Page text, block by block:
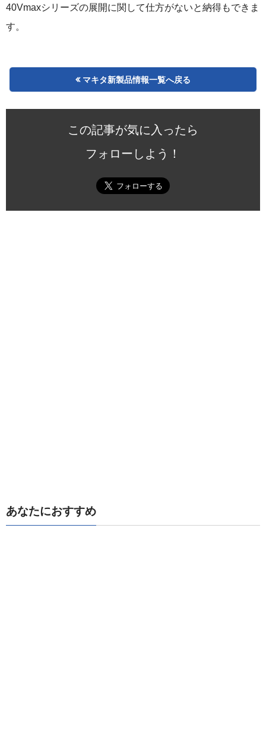
40Vmaxシリーズの展開に関して仕方がないと納得もできま
す。
マキタ新製品情報一覧へ戻る
この記事が気に入ったら
フォローしよう！
あなたにおすすめ